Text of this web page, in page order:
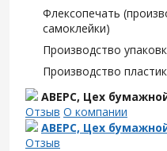
Флексопечать
самоклейки)
Производство
Производство
АВЕРС, Цех
Отзыв О компании
АВЕРС, Цех
Отзыв